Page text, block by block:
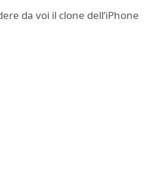
da voi il clone dell’iPhone